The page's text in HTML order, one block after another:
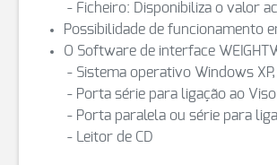
- Ficheiro: Disponibiliza o valor
Possibilidade de funcionamento
O Software de interface
- Sistema operativo Windows
- Porta série para ligação ao
- Porta paralela ou série para
- Leitor de CD